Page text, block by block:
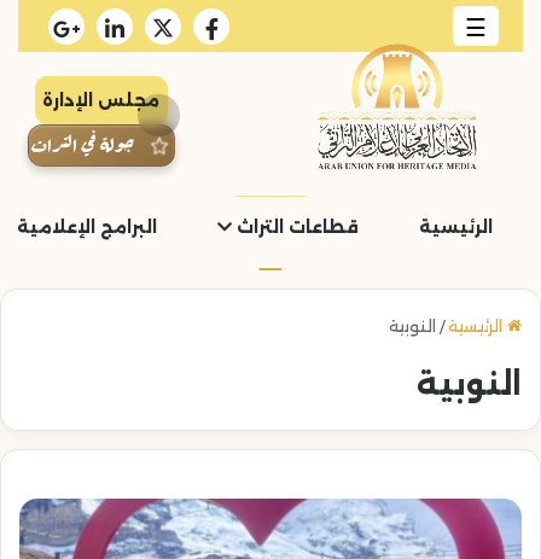
☰
مجلس الإدارة
جولة في التراث
الرئيسية قطاعات التراث البرامج الإعلامية
الرئيسية/ النوبية
النوبية